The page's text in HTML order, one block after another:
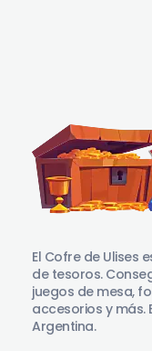
El Cofre de Ulises
de tesoros.
juegos de mesa,
accesorios y más.
Argentina.